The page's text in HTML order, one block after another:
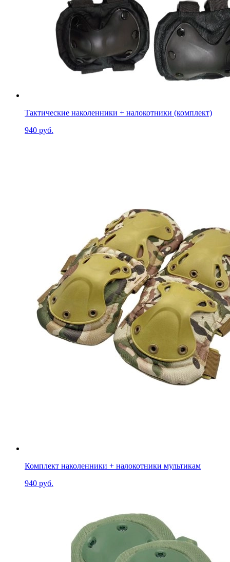
Тактические наколенники + налокотники (комплект)
940 руб.
Комплект наколенники + налокотники мультикам
940 руб.